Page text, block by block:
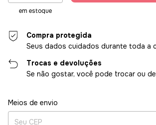
em estoque
Compra protegida
Seus dados cuidados durante toda a
Trocas e devoluções
Se não gostar, você pode trocar ou
Entregas para o CEP:
Meios de envio